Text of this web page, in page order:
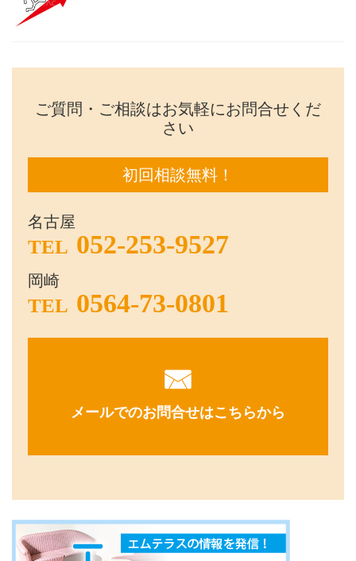
ご質問・ご相談はお気軽にお問合せくだ
さい
初回相談無料！
名古屋
TEL 052-253-9527
岡崎
TEL 0564-73-0801
メールでのお問合せはこちらから